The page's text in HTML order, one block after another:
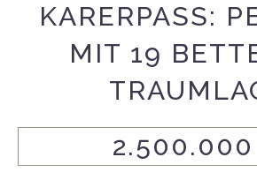
KARERPASS:
MIT 19